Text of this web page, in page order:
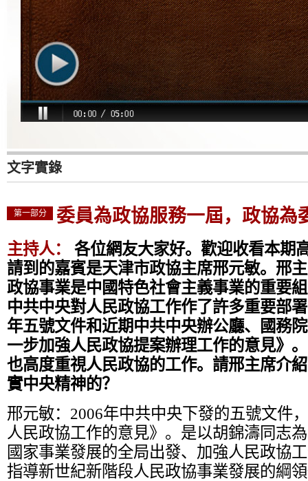
文字實錄
第一部分 委員為政協服務一屆，政協為
主持人：
各位網友大家好。歡迎收看本期
請到的嘉賓是天津市政協主席邢元敏。邢
政協事業是中國特色社會主義事業的重要
中共中央對人民政協工作作了許多重要部
年五號文件和近期中共中央辦公廳、國務
一步加強人民政協提案辦理工作的意見》
也高度重視人民政協的工作。請邢主席介
實中央精神的？
邢元敏： 2006年中共中央下發的五號文件
人民政協工作的意見》。是以胡錦濤同志
國家事業發展的全局出發、加強人民政協
指導新世紀新階段人民政協事業發展的綱